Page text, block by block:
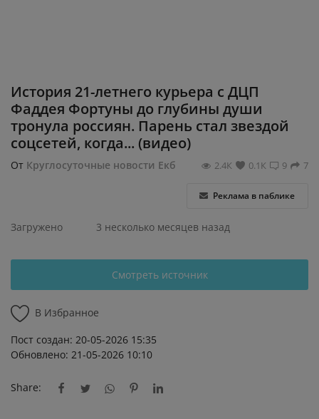
История 21-летнего курьера с ДЦП
Фаддея Фортуны до глубины души
тронула россиян. Парень стал звездой
соцсетей, когда... (видео)
От Круглосуточные новости Екб 7
9
0.1К
2.4К
Реклама в паблике
Загружено 3 несколько месяцев назад
Смотреть источник
В Избранное
Пост создан: 20-05-2026 15:35
Обновлено: 21-05-2026 10:10
Share: